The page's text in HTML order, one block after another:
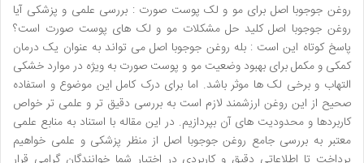
روغن جوجوبا اصل برای مو و لک پوست صورت : بررسی علمی و پزشکی آیا
روغن جوجوبا اصل کلید حل مشکلات مو و لک های پوست صورت است؟
پاسخ کوتاه این است : بله روغن جوجوبا اصل می تواند به عنوان یک درمان
کمکی و مکمل برای بهبود وضعیت مو و پوست صورت به ویژه در موارد خشکی
التهاب و برخی لک ها موثر باشد. اما برای درک کامل این موضوع و استفاده
صحیح از این روغن ارزشمند لازم است به بررسی دقیق تر و علمی تر خواص
کاربردها و محدودیت های آن بپردازیم. در این مقاله با استناد به منابع علمی
معتبر به بررسی جامع روغن جوجوبا اصل از منظر پزشکی و علمی خواهیم